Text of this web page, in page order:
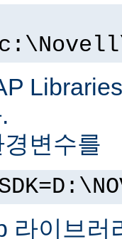
경변수를
라이브러